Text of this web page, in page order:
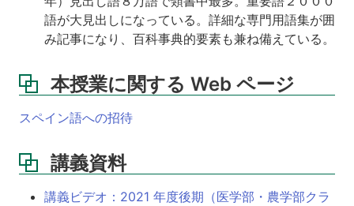
語が大見出しになっている。詳細な専門用語集が囲
み記事になり、百科事典的要素も兼ね備えている。
本授業に関する Web ページ
スペイン語への招待
講義資料
講義ビデオ：2021 年度後期（医学部・農学部クラ